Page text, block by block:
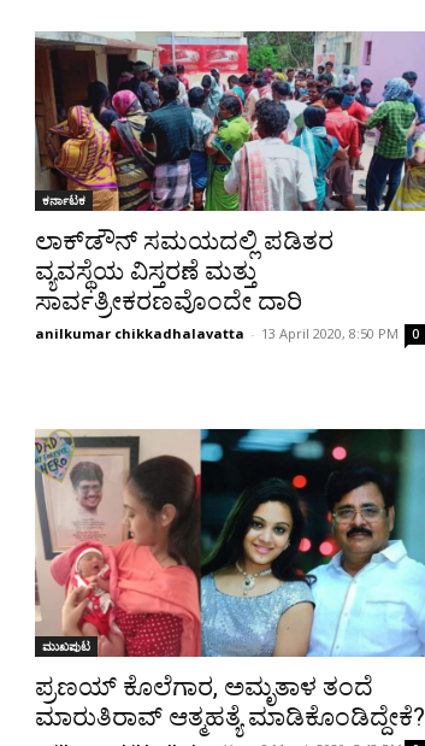
ಕರ್ನಾಟಕ
ಲಾಕ್‌ಡೌನ್ ಸಮಯದಲ್ಲಿ ಪಡಿತರ
ವ್ಯವಸ್ಥೆಯ ವಿಸ್ತರಣೆ ಮತ್ತು
ಸಾರ್ವತ್ರೀಕರಣವೊಂದೇ ದಾರಿ
anilkumar chikkadhalavatta - 13 April 2020, 8:50 PM 0
ಮುಖಪುಟ
ಪ್ರಣಯ್‌ ಕೊಲೆಗಾರ, ಅಮೃತಾಳ ತಂದೆ
ಮಾರುತಿರಾವ್‌ ಆತ್ಮಹತ್ಯೆ ಮಾಡಿಕೊಂಡಿದ್ದೇಕೆ?